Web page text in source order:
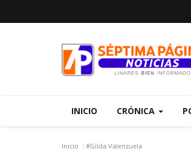
INICIO CRÓNICA
Inicio #Gilda Valenzuela